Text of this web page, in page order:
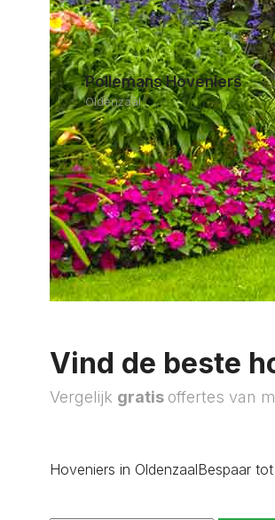
Pollemans Hoveniers
Oldenzaal
Vind de beste
Vergelijk gratis offertes van
Hoveniers in OldenzaalBespaar